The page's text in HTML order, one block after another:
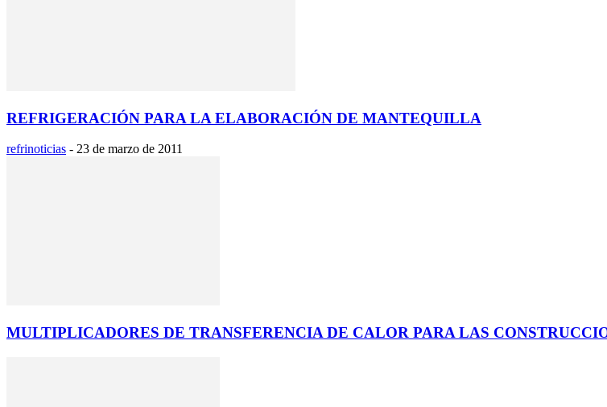
REFRIGERACIÓN PARA LA ELABORACIÓN DE MANTEQUILLA
refrinoticias - 23 de marzo de 2011
MULTIPLICADORES DE TRANSFERENCIA DE CALOR PARA LAS